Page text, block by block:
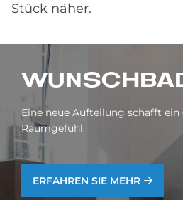
Stück näher.
Eine neue Aufteilung schafft ein
Raumgefühl.
ERFAHREN SIE MEHR